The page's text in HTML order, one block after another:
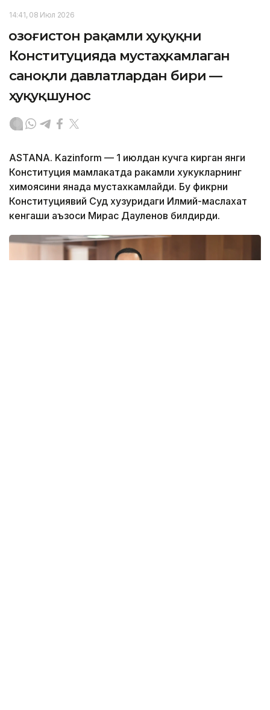
14:41, 08 Июл 2026
Қозоғистон рақамли ҳуқуқни
Конституцияда мустаҳкамлаган
саноқли давлатлардан бири —
ҳуқуқшунос
ASTANA. Kazinform — 1 июлдан кучга кирган янги
Конституция мамлакатда ракамли хукукларнинг
химоясини янада мустахкамлайди. Бу фикрни
Конституциявий Суд хузуридаги Илмий-маслахат
кенгаши аъзоси Мирас Дауленов билдирди.